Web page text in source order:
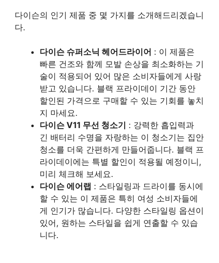
다이슨의 인기 제품 중 몇 가지를 소개해드리겠습니
다.
다이슨 슈퍼소닉 헤어드라이어 : 이 제품은
빠른 건조와 함께 모발 손상을 최소화하는 기
술이 적용되어 있어 많은 소비자들에게 사랑
받고 있습니다. 블랙 프라이데이 기간 동안
할인된 가격으로 구매할 수 있는 기회를 놓치
지 마세요.
다이슨 V11 무선 청소기
: 강력한 흡입력과
긴 배터리 수명을 자랑하는 이 청소기는 집안
청소를 더욱 간편하게 만들어줍니다. 블랙 프
라이데이에는 특별 할인이 적용될 예정이니,
미리 체크해 보세요.
다이슨 에어랩 : 스타일링과 드라이를 동시에
할 수 있는 이 제품은 특히 여성 소비자들에
게 인기가 많습니다. 다양한 스타일링 옵션이
있어, 원하는 스타일을 쉽게 연출할 수 있습
니다.